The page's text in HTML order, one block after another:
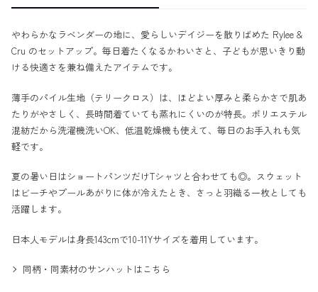
やわらかなラベンダーの地に、愛らしいデイジーを散りばめた Rylee &
Cru のセットアップ。毎日着たくなるかわいさと、子どもが思いきり動
ける快適さを兼ね備えたアイテムです。
薄手のパイル生地（テリークロス）は、ほどよい厚みと柔らかさで肌あ
たりがやさしく、長時間着ていても蒸れにくいのが特長。ポリエステル
混紡だから洗濯機洗いOK、低温乾燥機も使えて、毎日のお手入れも気
軽です。
夏の暑い日はショートパンツだけTシャツと合わせても◎。スウェット
はビーチやプールあがりに体が冷えたとき、さっと羽織る一枚としても
活躍します。
日本人モデルは身長143cmで10-11Yサイズを着用しています。
同柄・同素材のサンハットはこちら